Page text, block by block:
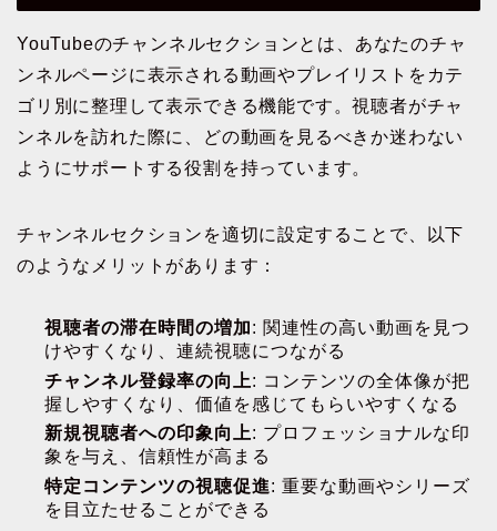
YouTubeのチャンネルセクションとは、あなたのチャ
ンネルページに表示される動画やプレイリストをカテ
ゴリ別に整理して表示できる機能です。視聴者がチャ
ンネルを訪れた際に、どの動画を見るべきか迷わない
ようにサポートする役割を持っています。
チャンネルセクションを適切に設定することで、以下
のようなメリットがあります：
視聴者の滞在時間の増加: 関連性の高い動画を見つ
けやすくなり、連続視聴につながる
チャンネル登録率の向上: コンテンツの全体像が把
握しやすくなり、価値を感じてもらいやすくなる
新規視聴者への印象向上: プロフェッショナルな印
象を与え、信頼性が高まる
特定コンテンツの視聴促進: 重要な動画やシリーズ
を目立たせることができる